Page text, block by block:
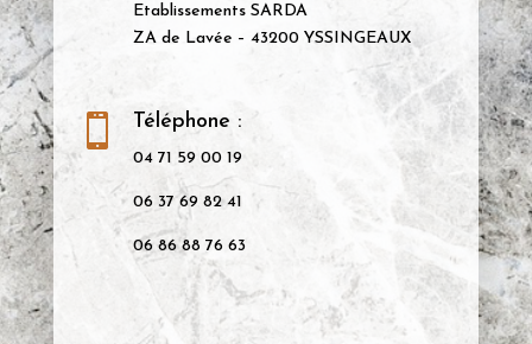
Etablissements SARDA
ZA de Lavée – 43200 YSSINGEAUX
 Téléphone :
04 71 59 00 19
06 37 69 82 41
06 86 88 76 63